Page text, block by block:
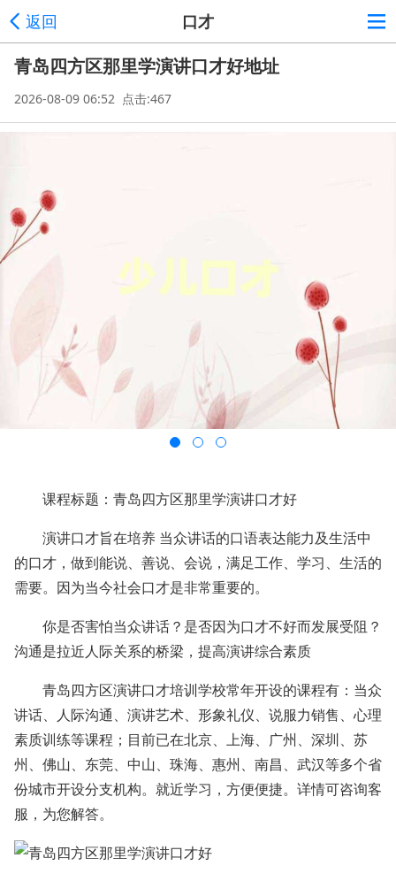
返回 口才
青岛四方区那里学演讲口才好地址
2026-08-09 06:52 点击:467
课程标题：青岛四方区那里学演讲口才好
演讲口才旨在培养 当众讲话的口语表达能力及生活中
的口才，做到能说、善说、会说，满足工作、学习、生活的
需要。因为当今社会口才是非常重要的。
你是否害怕当众讲话？是否因为口才不好而发展受阻？
沟通是拉近人际关系的桥梁，提高演讲综合素质
青岛四方区演讲口才培训学校常年开设的课程有：当众
讲话、人际沟通、演讲艺术、形象礼仪、说服力销售、心理
素质训练等课程；目前已在北京、上海、广州、深圳、苏
州、佛山、东莞、中山、珠海、惠州、南昌、武汉等多个省
份城市开设分支机构。就近学习，方便便捷。详情可咨询客
服，为您解答。